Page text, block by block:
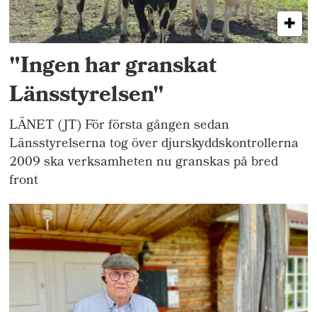
"Ingen har granskat
Länsstyrelsen"
LÄNET (JT) För första gången sedan
Länsstyrelserna tog över djurskyddskontrollerna
2009 ska verksamheten nu granskas på bred
front